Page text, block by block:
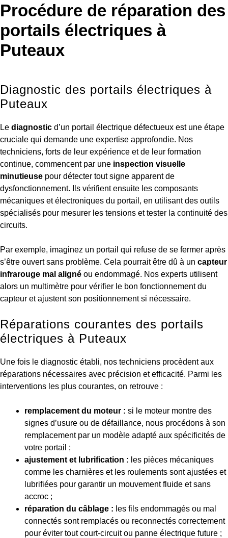
Procédure de réparation des
portails électriques à
Puteaux
Diagnostic des portails électriques à
Puteaux
Le diagnostic d’un portail électrique défectueux est une étape
cruciale qui demande une expertise approfondie. Nos
techniciens, forts de leur expérience et de leur formation
continue, commencent par une inspection visuelle
minutieuse pour détecter tout signe apparent de
dysfonctionnement. Ils vérifient ensuite les composants
mécaniques et électroniques du portail, en utilisant des outils
spécialisés pour mesurer les tensions et tester la continuité des
circuits.
Par exemple, imaginez un portail qui refuse de se fermer après
s’être ouvert sans problème. Cela pourrait être dû à un capteur
infrarouge mal aligné ou endommagé. Nos experts utilisent
alors un multimètre pour vérifier le bon fonctionnement du
capteur et ajustent son positionnement si nécessaire.
Réparations courantes des portails
électriques à Puteaux
Une fois le diagnostic établi, nos techniciens procèdent aux
réparations nécessaires avec précision et efficacité. Parmi les
interventions les plus courantes, on retrouve :
remplacement du moteur : si le moteur montre des
signes d’usure ou de défaillance, nous procédons à son
remplacement par un modèle adapté aux spécificités de
votre portail ;
ajustement et lubrification : les pièces mécaniques
comme les charnières et les roulements sont ajustées et
lubrifiées pour garantir un mouvement fluide et sans
accroc ;
réparation du câblage : les fils endommagés ou mal
connectés sont remplacés ou reconnectés correctement
pour éviter tout court-circuit ou panne électrique future ;